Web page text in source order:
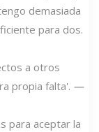
demasiada
para dos.
a otros
propia falta'. —
para aceptar la